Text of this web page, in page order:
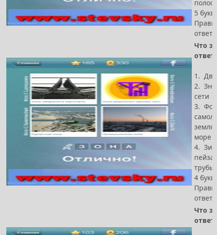
5 букв
ответ
Что
1. Два
2.
сети
3.
море
4.
трубы
4
ответ
Что